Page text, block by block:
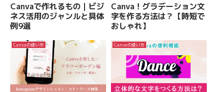
Canvaで作れるもの｜ビジ
ネス活用のジャンルと具体
例9選
Canva！グラデーション文
字を作る方法は？【時短で
おしゃれ】
Canvaの使い方 Canvaの使い方